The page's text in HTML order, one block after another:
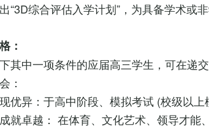
“3D综合评估入学计划”，为具备学术或
：
其中一项条件的应届高三学生，可在递
：
优异：于高中阶段、模拟考试 (校级以
就卓越： 在体育、文化艺术、领导才能